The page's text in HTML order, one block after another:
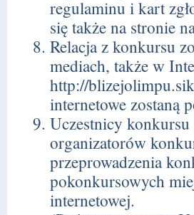
regulaminu i kart
się także na stronie
Relacja z konkursu
mediach, także w
http://
internetowe zostaną
Uczestnicy konkursu
organizatorów
przeprowadzenia
pokonkursowych
internetowej.